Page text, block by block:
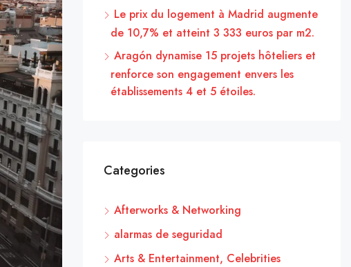
Le prix du logement à Madrid augmente
de 10,7% et atteint 3 333 euros par m2.
Aragón dynamise 15 projets hôteliers et
renforce son engagement envers les
établissements 4 et 5 étoiles.
Categories
Afterworks & Networking
alarmas de seguridad
Arts & Entertainment, Celebrities